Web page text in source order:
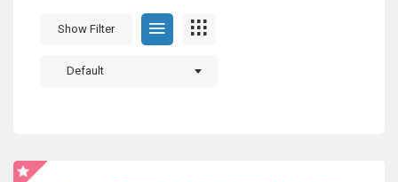
Show Filter
Default